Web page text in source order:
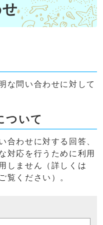
な問い合わせに対して
ついて
合わせに対する回答、
対応を行うために利用
しません（詳しくは
覧ください）。